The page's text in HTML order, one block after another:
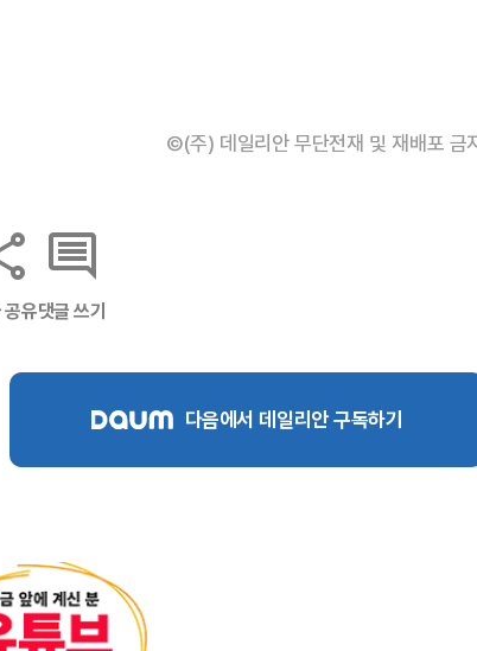
©(주) 데일리안 무단전재 및 재배포 금
공유댓글 쓰기
다음에서 데일리안 구독하기